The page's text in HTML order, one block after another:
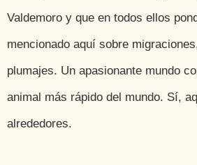
Valdemoro y que en todos ellos
mencionado aquí sobre
plumajes. Un apasionante mundo
animal más rápido del mundo. Sí,
alrededores.